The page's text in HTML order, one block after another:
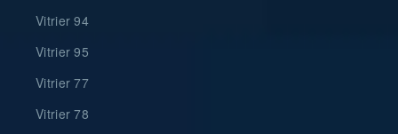
Vitrier 94
Vitrier 95
Vitrier 77
Vitrier 78